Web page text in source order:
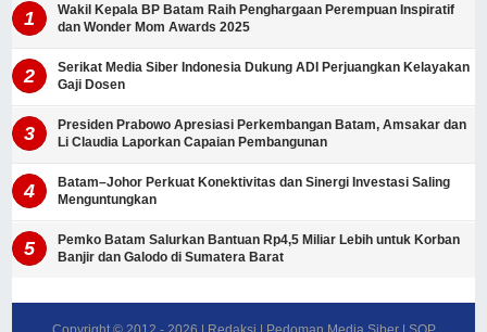
Wakil Kepala BP Batam Raih Penghargaan Perempuan Inspiratif
dan Wonder Mom Awards 2025
Serikat Media Siber Indonesia Dukung ADI Perjuangkan Kelayakan
Gaji Dosen
Presiden Prabowo Apresiasi Perkembangan Batam, Amsakar dan
Li Claudia Laporkan Capaian Pembangunan
Batam–Johor Perkuat Konektivitas dan Sinergi Investasi Saling
Menguntungkan
Pemko Batam Salurkan Bantuan Rp4,5 Miliar Lebih untuk Korban
Banjir dan Galodo di Sumatera Barat